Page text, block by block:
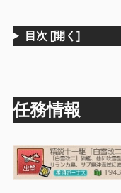
目次 [開く]
任務情報